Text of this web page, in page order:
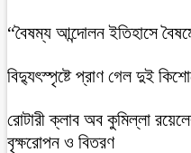
“বৈষম্য আন্দোলন ইতিহাসে
বিদ্যুৎস্পৃষ্টে প্রাণ গেল দুই
রোটারী ক্লাব অব কুমিল্লা
বৃক্ষরোপন ও বিতরণ